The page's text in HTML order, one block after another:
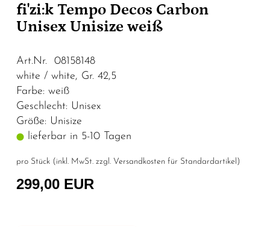
fi'zi:k Tempo Decos Carbon
Unisex Unisize weiß
Art.Nr. 08158148
white / white, Gr. 42,5
Farbe: weiß
Geschlecht: Unisex
Größe: Unisize
lieferbar in 5-10 Tagen
pro Stück (inkl. MwSt. zzgl. Versandkosten für Standardartikel )
299,00 EUR